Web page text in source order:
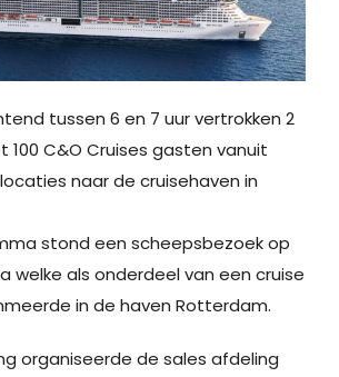
tussen 6 en 7 uur vertrokken 2
100 C&O Cruises gasten vanuit
naar de cruisehaven in
stond een scheepsbezoek op
welke als onderdeel van een cruise
in de haven Rotterdam.
organiseerde de sales afdeling